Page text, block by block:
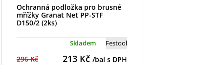
Ochranná podložka pro brusné
mřížky Granat Net PP-STF
D150/2 (2ks)
Festool
Skladem
296 Kč 213Kč /bal s DPH